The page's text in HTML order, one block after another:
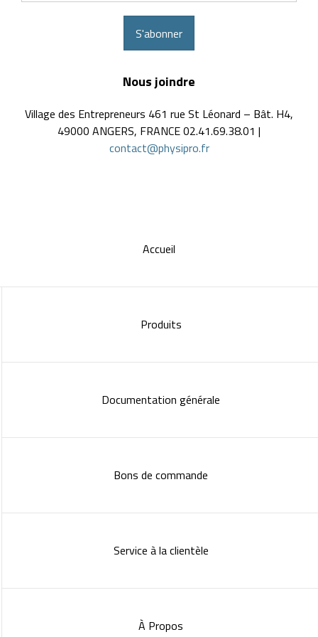
S'abonner
Nous joindre
Village des Entrepreneurs 461 rue St Léonard – Bât. H4,
49000 ANGERS, FRANCE 02.41.69.38.01 |
contact@physipro.fr
Accueil
Produits
Documentation générale
Bons de commande
Service à la clientèle
À Propos